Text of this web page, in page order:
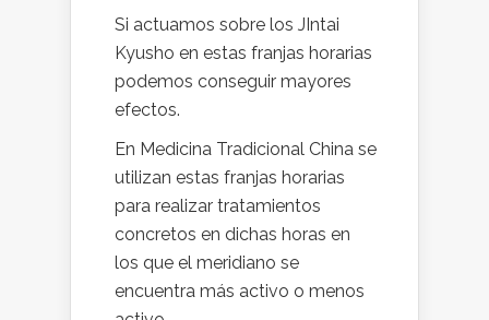
Si actuamos sobre los JIntai
Kyusho en estas franjas horarias
podemos conseguir mayores
efectos.
En Medicina Tradicional China se
utilizan estas franjas horarias
para realizar tratamientos
concretos en dichas horas en
los que el meridiano se
encuentra más activo o menos